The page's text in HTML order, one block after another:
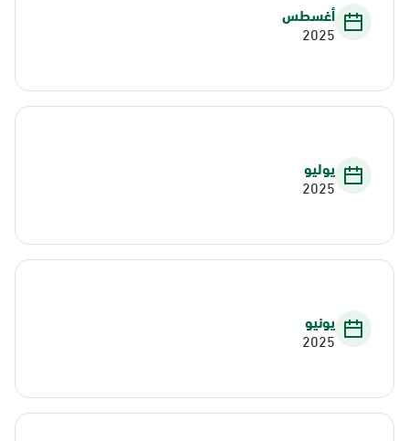
أغسطس
2025
يوليو
2025
يونيو
2025